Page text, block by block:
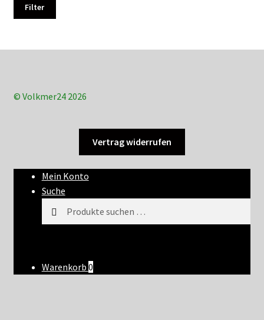
Filter
© Volkmer24 2026
Vertrag widerrufen
Mein Konto
Suche
nach:
Warenkorb 0